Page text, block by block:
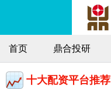
首页 鼎合投研
十大配资平台推荐